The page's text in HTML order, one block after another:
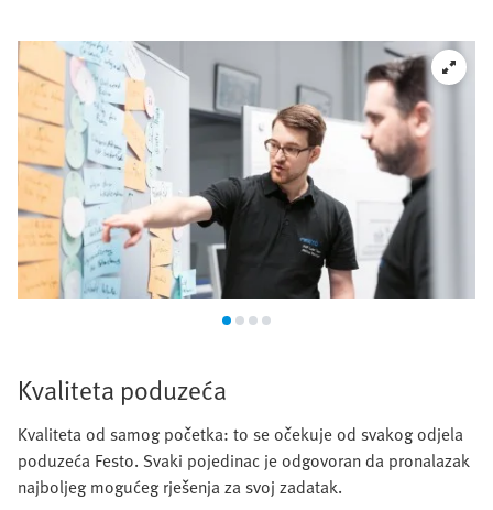
Kvaliteta poduzeća
Kvaliteta od samog početka: to se očekuje od svakog odjela
poduzeća Festo. Svaki pojedinac je odgovoran da pronalazak
najboljeg mogućeg rješenja za svoj zadatak.